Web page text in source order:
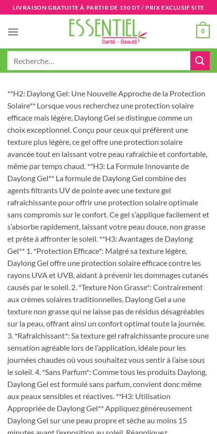
Passer
au
contenu
LIVRAISON GRATUITE À PARTIR DE 150 DT / PRIX EXCLUSIF SITE
0
**H2: Daylong Gel: Une Nouvelle Approche de la Protection
Solaire** Lorsque vous recherchez une protection solaire
efficace mais légère, Daylong Gel se distingue comme un
choix exceptionnel. Conçu pour ceux qui préfèrent une
texture plus légère, ce gel offre une protection solaire
avancée tout en laissant votre peau rafraîchie et confortable,
même par temps chaud. **H3: La Formule Innovante de
Daylong Gel** La formule de Daylong Gel combine des
agents filtrants UV de pointe avec une texture gel
rafraîchissante pour offrir une protection solaire optimale
sans compromis sur le confort. Ce gel s’applique facilement et
s’absorbe rapidement, laissant votre peau douce, non grasse
et prête à affronter le soleil. **H3: Avantages de Daylong
Gel** 1. *Protection Efficace*: Malgré sa texture légère,
Daylong Gel offre une protection solaire efficace contre les
rayons UVA et UVB, aidant à prévenir les dommages cutanés
causés par le soleil. 2. *Texture Non Grasse*: Contrairement
aux crèmes solaires traditionnelles, Daylong Gel a une
texture non grasse qui ne laisse pas de résidus désagréables
sur la peau, offrant ainsi un confort optimal toute la journée.
3. *Rafraîchissant*: Sa texture gel rafraîchissante procure une
sensation agréable lors de l’application, idéale pour les
journées chaudes où vous souhaitez vous sentir à l’aise sous
le soleil. 4. *Sans Parfum*: Comme tous les produits Daylong,
Daylong Gel est formulé sans parfum, convient donc même
aux peaux sensibles et réactives. **H3: Utilisation
Appropriée de Daylong Gel** Appliquez généreusement
Daylong Gel sur une peau propre et sèche au moins 15